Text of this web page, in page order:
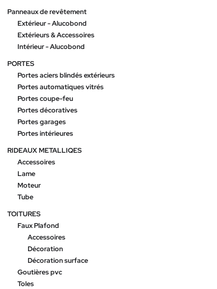
Panneaux de revêtement
Extérieur - Alucobond
Extérieurs & Accessoires
Intérieur - Alucobond
PORTES
Portes aciers blindés extérieurs
Portes automatiques vitrés
Portes coupe-feu
Portes décoratives
Portes garages
Portes intérieures
RIDEAUX METALLIQES
Accessoires
Lame
Moteur
Tube
TOITURES
Faux Plafond
Accessoires
Décoration
Décoration surface
Goutières pvc
Toles